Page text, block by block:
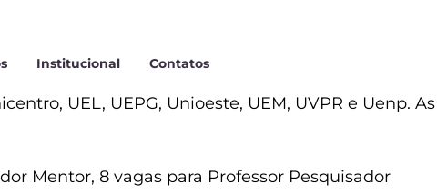
Institucional Contatos
UEL, UEPG, Unioeste, UEM, UVPR e Uenp. As
Mentor, 8 vagas para Professor Pesquisador